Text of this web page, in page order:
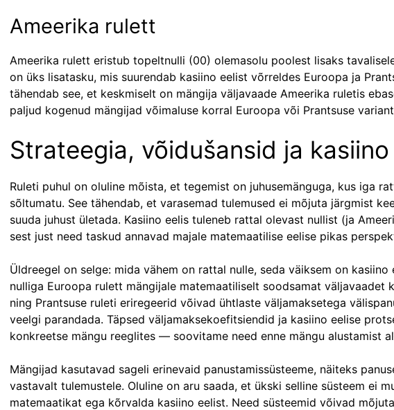
Ameerika rulett
Ameerika rulett eristub topeltnulli (00) olemasolu poolest lisaks
on üks lisatasku, mis suurendab kasiino eelist võrreldes Euroopa ja
tähendab see, et keskmiselt on mängija väljavaade Ameerika ruletis
paljud kogenud mängijad võimaluse korral Euroopa või Prantsuse
Strateegia, võidušansid ja
Ruleti puhul on oluline mõista, et tegemist on juhusemänguga, kus iga
sõltumatu. See tähendab, et varasemad tulemused ei mõjuta järgmist
suuda juhust ületada. Kasiino eelis tuleneb rattal olevast nullist (ja
sest just need taskud annavad majale matemaatilise eelise pikas
Üldreegel on selge: mida vähem on rattal nulle, seda väiksem on
nulliga Euroopa rulett mängijale matemaatiliselt soodsamat väljavaadet
ning Prantsuse ruleti eriregeerid võivad ühtlaste väljamaksetega
veelgi parandada. Täpsed väljamaksekoefitsiendid ja kasiino eelise
konkreetse mängu reeglites — soovitame need enne mängu alustamist
Mängijad kasutavad sageli erinevaid panustamissüsteeme, näiteks
vastavalt tulemustele. Oluline on aru saada, et ükski selline süsteem ei
matemaatikat ega kõrvalda kasiino eelist. Need süsteemid võivad